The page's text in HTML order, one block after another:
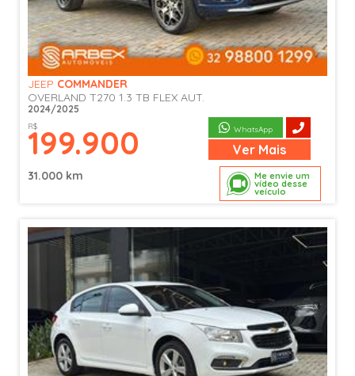
Me envie um
vídeo desse
veículo
JEEP COMMANDER
OVERLAND T270 1.3 TB FLEX AUT.
2024/2025
R$
199.900 WhatsApp
Ver Mais
31.000 km